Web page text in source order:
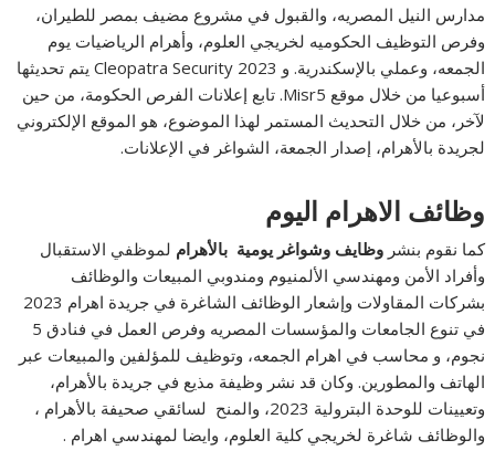
مدارس النيل المصريه، والقبول في مشروع مضيف بمصر للطيران،
وفرص التوظيف الحكوميه لخريجي العلوم، وأهرام الرياضيات يوم
الجمعه، وعملي بالإسكندرية. و Cleopatra Security 2023 يتم تحديثها
أسبوعيا من خلال موقع Misr5. تابع إعلانات الفرص الحكومة، من حين
لآخر، من خلال التحديث المستمر لهذا الموضوع، هو الموقع الإلكتروني
لجريدة بالأهرام، إصدار الجمعة، الشواغر في الإعلانات.
وظائف الاهرام اليوم
كما نقوم بنشروظايف وشواغر يومية بالأهرام لموظفي الاستقبال
وأفراد الأمن ومهندسي الألمنيوم ومندوبي المبيعات والوظائف
بشركات المقاولات وإشعار الوظائف الشاغرة في جريدة اهرام 2023
في تنوع الجامعات والمؤسسات المصريه وفرص العمل في فنادق 5
نجوم، و محاسب في اهرام الجمعه، وتوظيف للمؤلفين والمبيعات عبر
الهاتف والمطورين. وكان قد نشر وظيفة مذيع في جريدة بالأهرام،
وتعيينات للوحدة البترولية 2023، والمنح لسائقي صحيفة بالأهرام ،
والوظائف شاغرة لخريجي كلية العلوم، وايضا لمهندسي اهرام .